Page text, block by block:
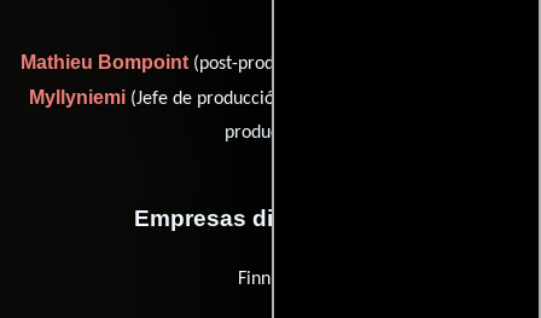
Mathieu Bompoint(post-production manager: France),
Myllyniemi(Jefe de producción) y
producción)
Empresas distribuidoras
Finnkino